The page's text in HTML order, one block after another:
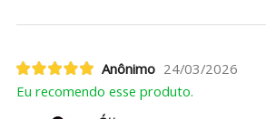
Anônimo 24/03/2026
Eu recomendo esse produto.